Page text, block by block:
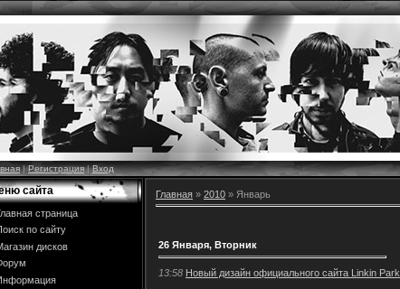
|Регистрация|Вход
сайта
страница
по сайту
дисков
Главная » 2010 » Январь
26 Января, Вторник
13:58 Новый дизайн официального сайта Linkin Park